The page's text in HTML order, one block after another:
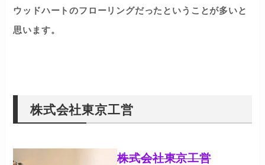
ウッドハートのフローリングだったということが多いと
思います。
株式会社東京工営
株式会社東京工営